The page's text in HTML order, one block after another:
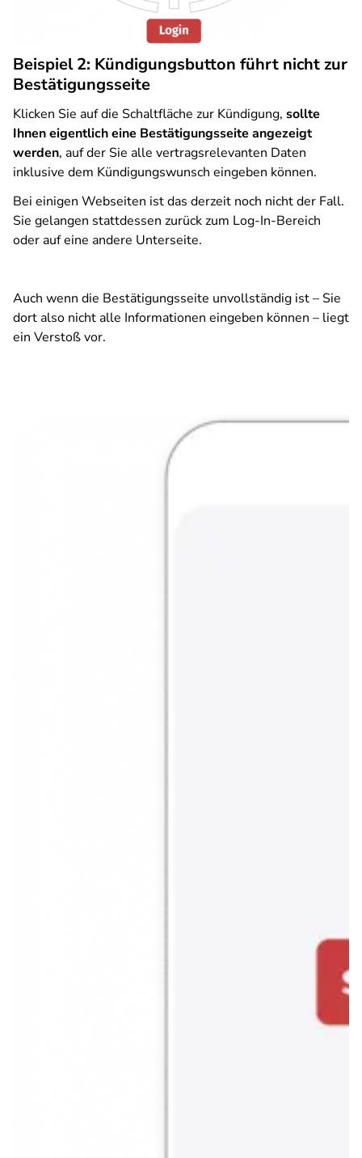
Beispiel 2: Kündigungsbutton führt nicht zur
Bestätigungsseite
Klicken Sie auf die Schaltfläche zur Kündigung, sollte
Ihnen eigentlich eine Bestätigungsseite angezeigt
werden, auf der Sie alle vertragsrelevanten Daten
inklusive dem Kündigungswunsch eingeben können.
Bei einigen Webseiten ist das derzeit noch nicht der Fall.
Sie gelangen stattdessen zurück zum Log-In-Bereich
oder auf eine andere Unterseite.
Auch wenn die Bestätigungsseite unvollständig ist – Sie
dort also nicht alle Informationen eingeben können – liegt
ein Verstoß vor.